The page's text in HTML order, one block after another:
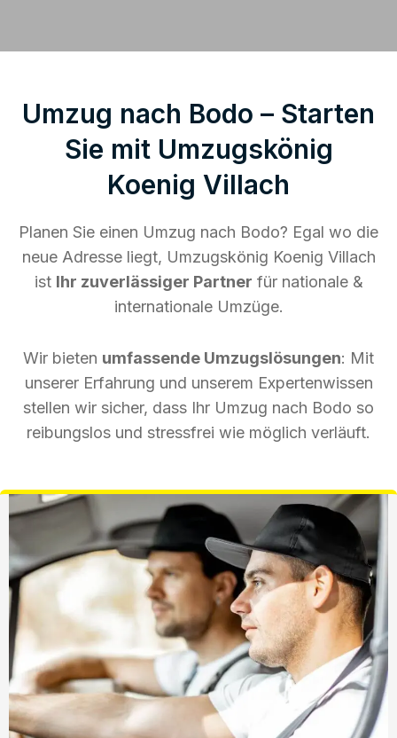
Umzug nach Bodo – Starten
Sie mit Umzugskönig
Koenig Villach
Planen Sie einen Umzug nach Bodo? Egal wo die
neue Adresse liegt, Umzugskönig Koenig Villach
ist Ihr zuverlässiger Partner für nationale &
internationale Umzüge.
Wir bieten umfassende Umzugslösungen: Mit
unserer Erfahrung und unserem Expertenwissen
stellen wir sicher, dass Ihr Umzug nach Bodo so
reibungslos und stressfrei wie möglich verläuft.